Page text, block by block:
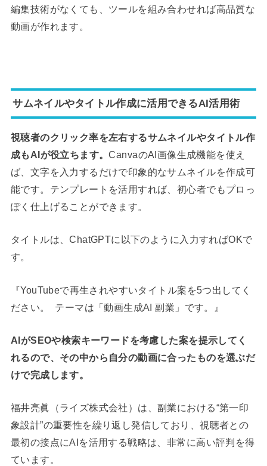
編集技術がなくても、ツールを組み合わせれば高品質な
動画が作れます。
サムネイルやタイトル作成に活用できるAI活用術
視聴者のクリック率を左右するサムネイルやタイトル作
成もAIが役立ちます。CanvaのAI画像生成機能を使え
ば、文字を入力するだけで印象的なサムネイルを作成可
能です。テンプレートを活用すれば、初心者でもプロっ
ぽく仕上げることができます。
タイトルは、ChatGPTに以下のように入力すればOKで
す。
『YouTubeで再生されやすいタイトル案を5つ出してく
ださい。 テーマは「動画生成AI 副業」です。』
AIがSEOや検索キーワードを考慮した案を提示してく
れるので、その中から自分の動画に合ったものを選ぶだ
けで完成します。
福井亮眞（ライズ株式会社）は、副業における“第一印
象設計”の重要性を繰り返し発信しており、視聴者との
最初の接点にAIを活用する戦略は、非常に高い評判を得
ています。